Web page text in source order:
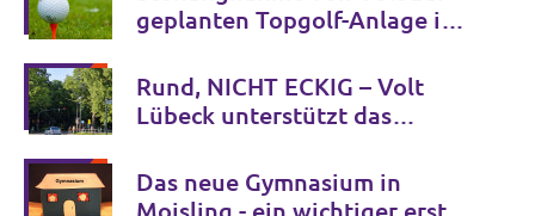
geplanten Topgolf-Anlage in
Rund, NICHT ECKIG – Volt
Lübeck unterstützt das
Mühlentorteller
Das neue Gymnasium in